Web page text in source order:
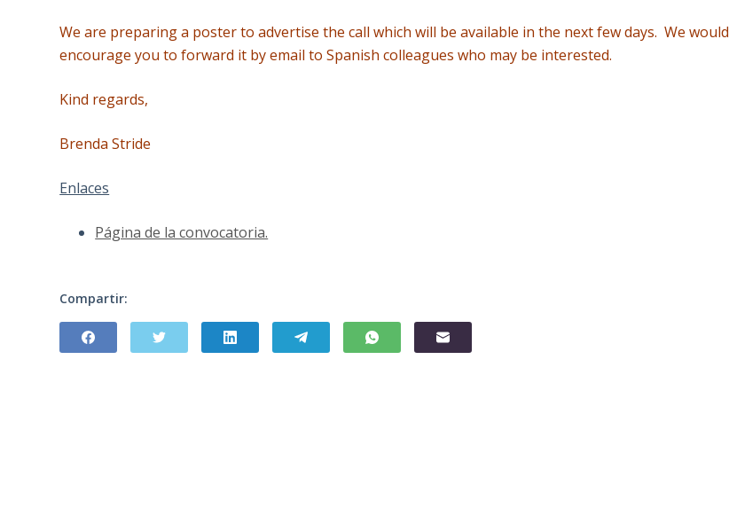
We are preparing a poster to advertise the call which will be available in the next few days. We would
encourage you to forward it by email to Spanish colleagues who may be interested.
Kind regards,
Brenda Stride
Enlaces
Página de la convocatoria.
Compartir: